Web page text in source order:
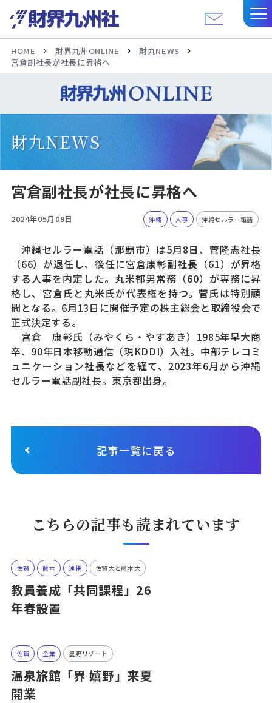
HOME 財界九州ONLINE
財九NEWS
宮倉副社長が社長に昇格へ
財九NEWS
宮倉副社長が社長に昇格へ
2024年05月09日 沖縄 人事 沖縄セルラー電話
沖縄セルラー電話（那覇市）は5月8日、菅隆志社長
（66）が退任し、後任に宮倉康彰副社長（61）が昇格
する人事を内定した。丸米郁男常務（60）が専務に昇
格し、宮倉氏と丸米氏が代表権を持つ。菅氏は特別顧
問となる。6月13日に開催予定の株主総会と取締役会で
正式決定する。
宮倉 康彰氏（みやくら・やすあき）1985年早大商
卒、90年日本移動通信（現KDDI）入社。中部テレコミ
ュニケーション社長などを経て、2023年6月から沖縄
セルラー電話副社長。東京都出身。
記事一覧に戻る
こちらの記事も読まれています
佐賀 熊本 連携 佐賀大と熊本大
教員養成「共同課程」26
年春設置
佐賀 企業 星野リゾート
温泉旅館「界 嬉野」来夏
開業